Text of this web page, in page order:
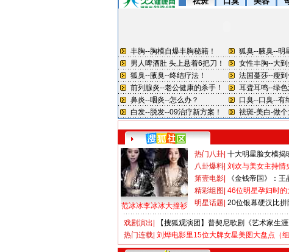
范冰冰李冰冰大撞衫
热门八卦 十大明星脸女模揭
八卦爆料 刘欢与美女主持情
第壹电影
《金钱帝国》：
精彩组图 46位明星孕妇时的
明星话题 20位银幕硬汉比拼
戏剧演出
【搜狐观演团】普契尼歌剧《艺术家生
热门连载 刘烨电影里15位大牌女星美图大盘点（组